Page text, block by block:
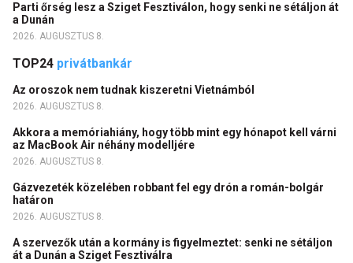
Parti őrség lesz a Sziget Fesztiválon, hogy senki ne sétáljon át
a Dunán
2026. AUGUSZTUS 8.
TOP24 privátbankár
Az oroszok nem tudnak kiszeretni Vietnámból
2026. AUGUSZTUS 8.
Akkora a memóriahiány, hogy több mint egy hónapot kell várni
az MacBook Air néhány modelljére
2026. AUGUSZTUS 8.
Gázvezeték közelében robbant fel egy drón a román-bolgár
határon
2026. AUGUSZTUS 8.
A szervezők után a kormány is figyelmeztet: senki ne sétáljon
át a Dunán a Sziget Fesztiválra